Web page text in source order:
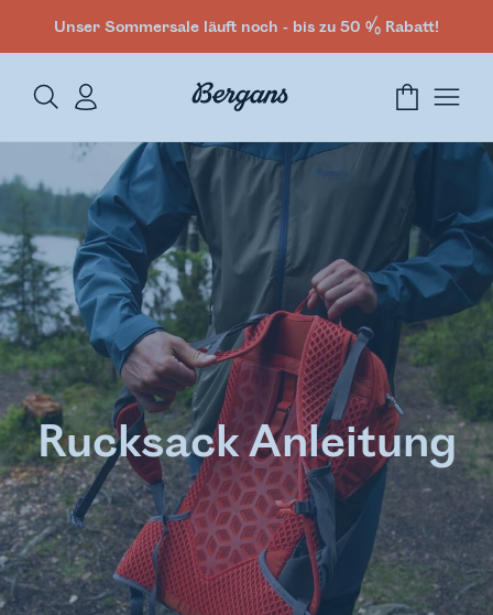
Unser Sommersale läuft noch - bis zu 50 % Rabatt!
Rucksack Anleitung